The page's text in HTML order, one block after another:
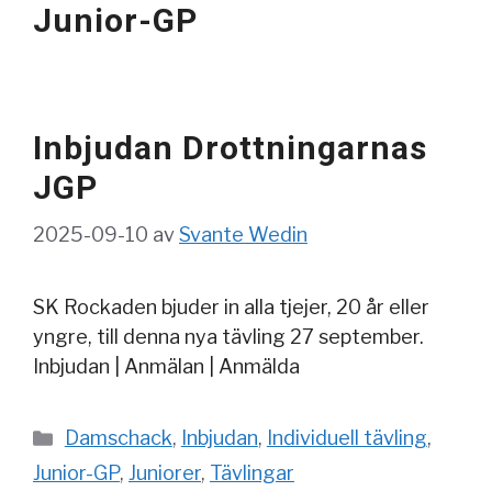
Junior-GP
Inbjudan Drottningarnas
JGP
2025-09-10 avSvante Wedin
SK Rockaden bjuder in alla tjejer, 20 år eller
yngre, till denna nya tävling 27 september.
Inbjudan | Anmälan | Anmälda
Kategorier
Damschack, Inbjudan, Individuell tävling,
Junior-GP, Juniorer, Tävlingar